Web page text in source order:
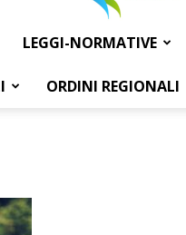
LEGGI-NORMATIVE
ORDINI REGIONALI